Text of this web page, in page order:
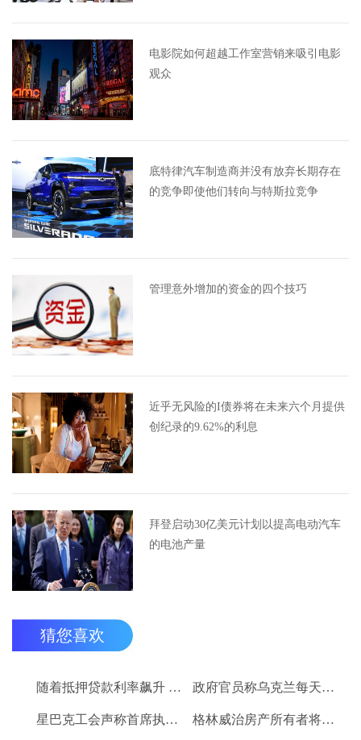
电影院如何超越工作室营销来吸引电影
观众
底特律汽车制造商并没有放弃长期存在
的竞争即使他们转向与特斯拉竞争
管理意外增加的资金的四个技巧
近乎无风险的I债券将在未来六个月提供
创纪录的9.62%的利息
拜登启动30亿美元计划以提高电动汽车
的电池产量
猜您喜欢
随着抵押贷款利率飙升 房屋负担能力几乎是有记录以来最差的 政府官员称乌克兰每天约有15万人使用SpaceX的Starlink互联网服务
星巴克工会声称首席执行官舒尔茨“威胁要扣留”福利违反了劳动法 格林威治房产所有者将接受比特币或以太坊加密货币作为650万美元房产的付款